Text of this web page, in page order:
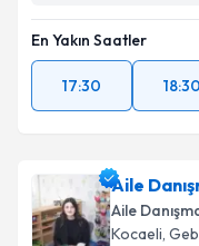
En Yakın Saatler
17:30 18:30
Aile
Aile
Kocaeli,